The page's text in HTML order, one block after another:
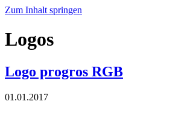
Zum Inhalt springen
Logos
Logo progros RGB
01.01.2017